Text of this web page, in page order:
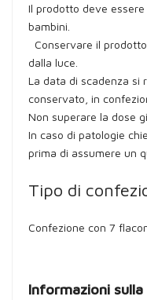
Il prodotto deve
bambini.
Conservare il
dalla luce.
La data di scadenza
conservato, in
Non superare la dose
In caso di patologie
prima di assumere un
Tipo di
Confezione con 7
Informazioni sulla